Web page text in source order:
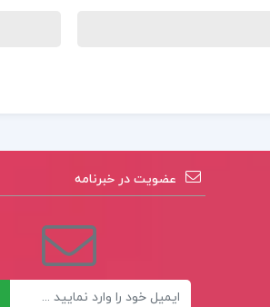
عضویت در خبرنامه
ایمیل